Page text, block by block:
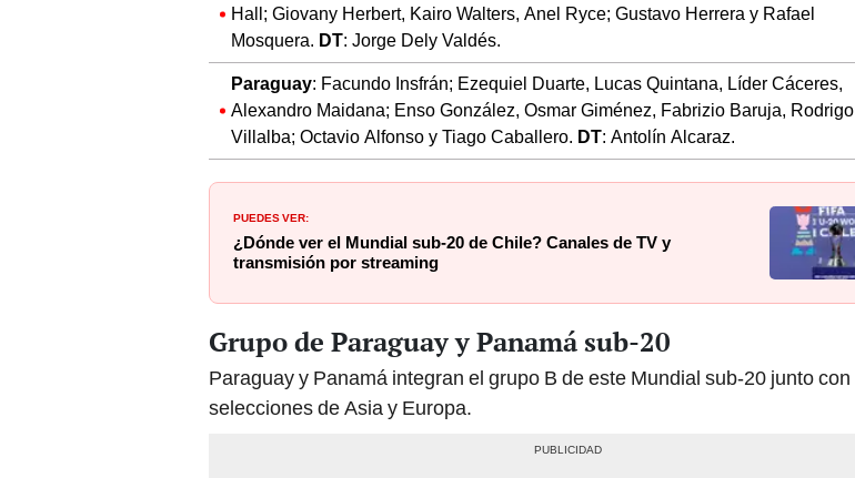
Hall; Giovany Herbert, Kairo Walters, Anel Ryce; Gustavo Herrera y Rafael
Mosquera. DT: Jorge Dely Valdés.
Paraguay: Facundo Insfrán; Ezequiel Duarte, Lucas Quintana, Líder Cáceres,
Alexandro Maidana; Enso González, Osmar Giménez, Fabrizio Baruja, Rodrigo
Villalba; Octavio Alfonso y Tiago Caballero. DT: Antolín Alcaraz.
PUEDES VER:
¿Dónde ver el Mundial sub-20 de Chile? Canales de TV y
transmisión por streaming
Grupo de Paraguay y Panamá sub-20
Paraguay y Panamá integran el grupo B de este Mundial sub-20 junto con
selecciones de Asia y Europa.